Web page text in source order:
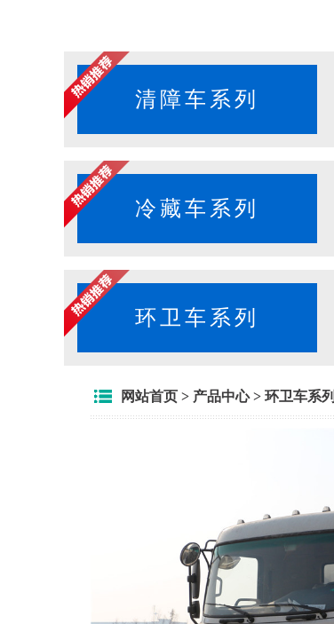
清障车系列
冷藏车系列
环卫车系列
网站首页 > 产品中心> 环卫车系列